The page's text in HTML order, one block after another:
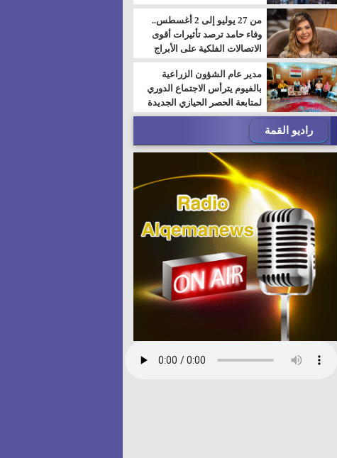
من 27 يوليو إلى 2 أغسطس..
وفاء حامد ترصد تأثيرات أقوى
الاتصالات الفلكية على الأبراج
مدير عام الشؤون الزراعية
بالفيوم يترأس الاجتماع الدوري
لمتابعة الحصر الحيازي الجديدة
راديو القمة